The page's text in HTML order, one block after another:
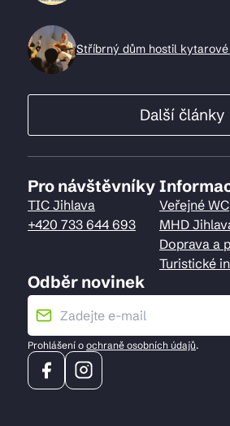
Stříbrný dům hostil
Další články
Pro návštěvníky
TIC Jihlava
+420 733 644 693
Veřejné WC
MHD
Doprava a
Turistické
Odběr novinek
Prohlášení o ochraně osobních údajů.